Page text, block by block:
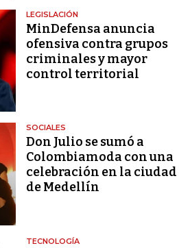
LEGISLACIÓN
MinDefensa anuncia
ofensiva contra grupos
criminales y mayor
control territorial
SOCIALES
Don Julio se sumó a
Colombiamoda con una
celebración en la ciudad
de Medellín
TECNOLOGÍA